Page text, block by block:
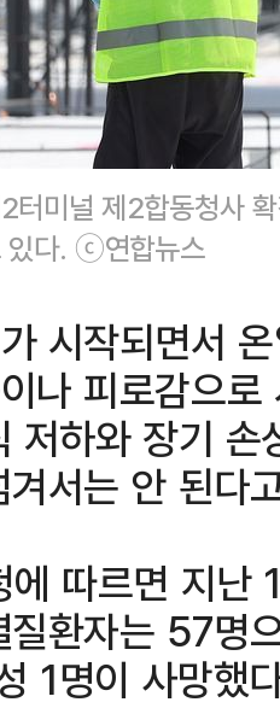
터미널 제2합동청사
있다. ⓒ연합뉴스
시작되면서
나 피로감으
저하와 장기
서는 안 된다
따르면 지난
환자는 57명
1명이 사망했